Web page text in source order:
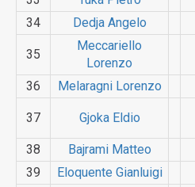
34
Dedja Angelo
35
Meccarie­llo
Lorenzo
36 Melaragni Lorenzo
37 Gjoka Eldio
38 Bajrami Matteo
39
Eloquente Gianluigi